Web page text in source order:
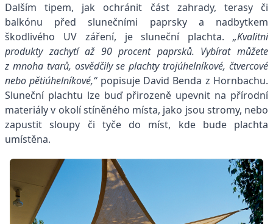
Dalším tipem, jak ochránit část zahrady, terasy či
balkónu před slunečními paprsky a nadbytkem
škodlivého UV záření, je sluneční plachta. „Kvalitní
produkty zachytí až 90 procent paprsků. Vybírat můžete
z mnoha tvarů, osvědčily se plachty trojúhelníkové, čtvercové
nebo pětiúhelníkové,“popisuje David Benda z Hornbachu.
Sluneční plachtu lze buď přirozeně upevnit na přírodní
materiály v okolí stíněného místa, jako jsou stromy, nebo
zapustit sloupy či tyče do míst, kde bude plachta
umístěna.